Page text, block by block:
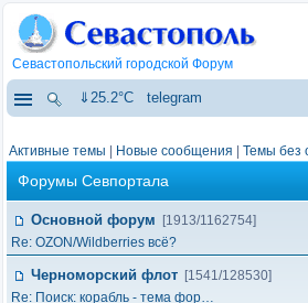
Севастопольский городской Форум
⇓25.2°C telegram
Активные темы Новые сообщения Темы без
Форумы Севпортала
Основной форум
[1913/1162754]
Re: OZON/Wildberries всё?
Черноморский флот [1541/128530]
Re: Поиск: корабль - тема фор…